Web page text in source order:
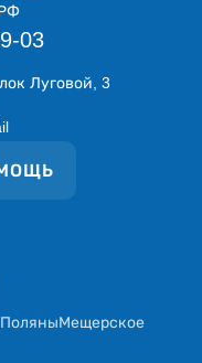
03
Луговой, 3
Мещерское